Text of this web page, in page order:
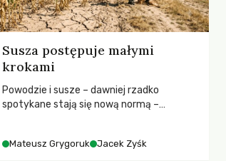
Susza postępuje małymi
krokami
Powodzie i susze – dawniej rzadko
spotykane stają się nową normą –
SGGW.
Mateusz Grygoruk Jacek Zyśk